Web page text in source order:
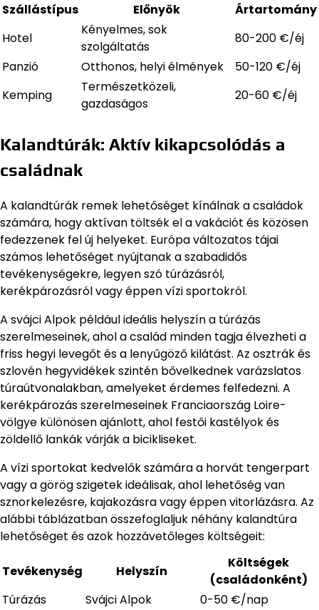
Szállástípus
Előnyök
Ártartomány
Hotel
Kényelmes, sok
szolgáltatás
80-200 €/éj
Panzió
Otthonos, helyi élmények
50-120 €/éj
Kemping
Természetközeli,
gazdaságos
20-60 €/éj
Kalandtúrák: Aktív kikapcsolódás a
családnak
A kalandtúrák remek lehetőséget kínálnak a családok
számára, hogy aktívan töltsék el a vakációt és közösen
fedezzenek fel új helyeket. Európa változatos tájai
számos lehetőséget nyújtanak a szabadidős
tevékenységekre, legyen szó túrázásról,
kerékpározásról vagy éppen vízi sportokról.
A svájci Alpok például ideális helyszín a túrázás
szerelmeseinek, ahol a család minden tagja élvezheti a
friss hegyi levegőt és a lenyűgöző kilátást. Az osztrák és
szlovén hegyvidékek szintén bővelkednek varázslatos
túraútvonalakban, amelyeket érdemes felfedezni. A
kerékpározás szerelmeseinek Franciaország Loire-
völgye különösen ajánlott, ahol festői kastélyok és
zöldellő lankák várják a bicikliseket.
A vízi sportokat kedvelők számára a horvát tengerpart
vagy a görög szigetek ideálisak, ahol lehetőség van
sznorkelezésre, kajakozásra vagy éppen vitorlázásra. Az
alábbi táblázatban összefoglaljuk néhány kalandtúra
lehetőséget és azok hozzávetőleges költségeit:
Tevékenység Helyszín
Költségek
(családonként)
Túrázás
Svájci Alpok
0-50 €/nap